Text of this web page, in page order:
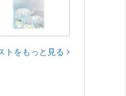
トをもっと見る